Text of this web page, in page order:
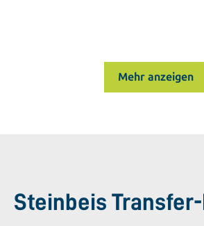
Mehr anzeigen
Steinbeis